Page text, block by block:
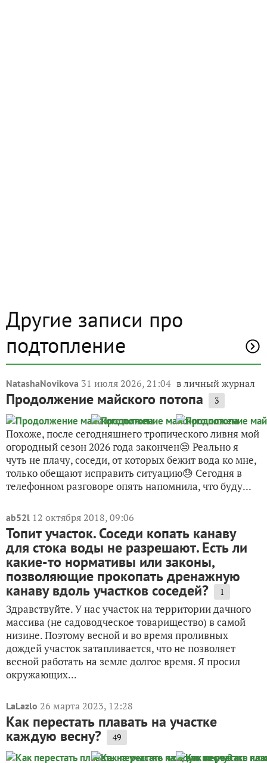
Другие записи про
подтопление
NatashaNovikova 31 июля 2026, 21:04 в личный журнал
Продолжение майского потопа 3
Похоже, после сегодняшнего тропического ливня мой
огородный сезон 2026 года закончен😒 Реально я
чуть не плачу, соседи, от которых бежит вода ко мне,
только обещают исправить ситуацию😓 Сегодня в
телефонном разговоре опять напомнила, что буду...
ab52l 12 октября 2018, 09:06
Топит участок. Соседи копать канаву
для стока воды не разрешают. Есть ли
какие-то нормативы или законы,
позволяющие прокопать дренажную
канаву вдоль участков соседей? 1
Здравствуйте. У нас участок на территории дачного
массива (не садоводческое товарищество) в самой
низине. Поэтому весной и во время проливных
дождей участок затапливается, что не позволяет
весной работать на земле долгое время. Я просил
окружающих...
LaLazlo 26 марта 2023, 12:28
Как перестать плавать на участке
каждую весну? 49